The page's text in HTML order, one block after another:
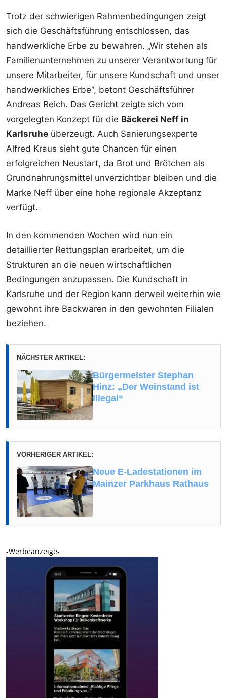
Trotz der schwierigen Rahmenbedingungen zeigt
sich die Geschäftsführung entschlossen, das
handwerkliche Erbe zu bewahren. „Wir stehen als
Familienunternehmen zu unserer Verantwortung für
unsere Mitarbeiter, für unsere Kundschaft und unser
handwerkliches Erbe“, betont Geschäftsführer
Andreas Reich. Das Gericht zeigte sich vom
vorgelegten Konzept für die Bäckerei Neff in
Karlsruhe überzeugt. Auch Sanierungsexperte
Alfred Kraus sieht gute Chancen für einen
erfolgreichen Neustart, da Brot und Brötchen als
Grundnahrungsmittel unverzichtbar bleiben und die
Marke Neff über eine hohe regionale Akzeptanz
verfügt.
In den kommenden Wochen wird nun ein
detaillierter Rettungsplan erarbeitet, um die
Strukturen an die neuen wirtschaftlichen
Bedingungen anzupassen. Die Kundschaft in
Karlsruhe und der Region kann derweil weiterhin wie
gewohnt ihre Backwaren in den gewohnten Filialen
beziehen.
NÄCHSTER ARTIKEL:
Bürgermeister Stephan
Hinz: „Der Weinstand ist
illegal“
VORHERIGER ARTIKEL:
Neue E-Ladestationen im
Mainzer Parkhaus Rathaus
-Werbeanzeige-